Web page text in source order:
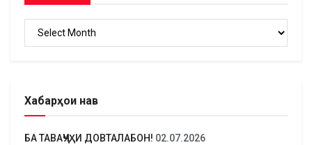
Бойгонӣ
Хабарҳои нав
БА ТАВАҶҶУҲИ ДОВТАЛАБОН! 02.07.2026